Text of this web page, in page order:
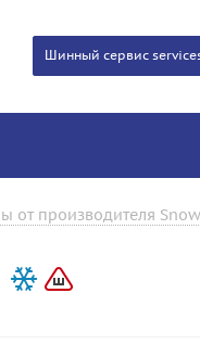
Шинный сервис
от производителя